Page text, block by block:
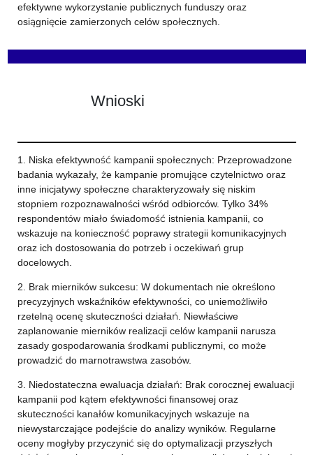
efektywne wykorzystanie publicznych funduszy oraz
osiągnięcie zamierzonych celów społecznych.
Wnioski
1. Niska efektywność kampanii społecznych: Przeprowadzone
badania wykazały, że kampanie promujące czytelnictwo oraz
inne inicjatywy społeczne charakteryzowały się niskim
stopniem rozpoznawalności wśród odbiorców. Tylko 34%
respondentów miało świadomość istnienia kampanii, co
wskazuje na konieczność poprawy strategii komunikacyjnych
oraz ich dostosowania do potrzeb i oczekiwań grup
docelowych.
2. Brak mierników sukcesu: W dokumentach nie określono
precyzyjnych wskaźników efektywności, co uniemożliwiło
rzetelną ocenę skuteczności działań. Niewłaściwe
zaplanowanie mierników realizacji celów kampanii narusza
zasady gospodarowania środkami publicznymi, co może
prowadzić do marnotrawstwa zasobów.
3. Niedostateczna ewaluacja działań: Brak corocznej ewaluacji
kampanii pod kątem efektywności finansowej oraz
skuteczności kanałów komunikacyjnych wskazuje na
niewystarczające podejście do analizy wyników. Regularne
oceny mogłyby przyczynić się do optymalizacji przyszłych